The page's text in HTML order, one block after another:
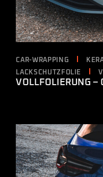
CAR-WRAPPING
LACKSCHUTZFOLIE
VOLLFOLIERUNG –